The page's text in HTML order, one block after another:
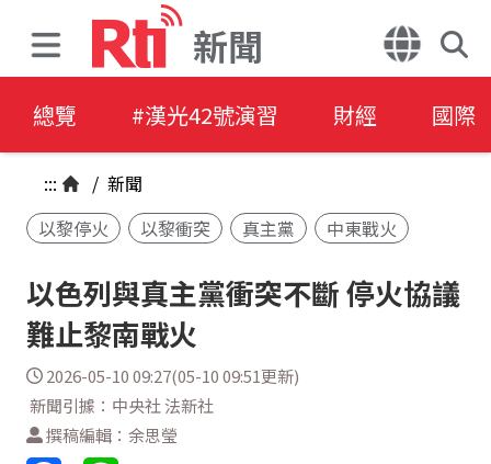
新聞
總覽 #漢光42號演習 財經 國際
::: / 新聞
以黎停火
以黎衝突 真主黨 中東戰火
以色列與真主黨衝突不斷 停火協議
難止黎南戰火
2026-05-10 09:27(05-10 09:51更新)
新聞引據：中央社 法新社
撰稿編輯：余思瑩